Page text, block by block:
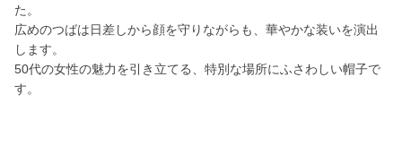
た。
広めのつばは日差しから顔を守りながらも、華やかな装いを演出
します。
50代の女性の魅力を引き立てる、特別な場所にふさわしい帽子で
す。